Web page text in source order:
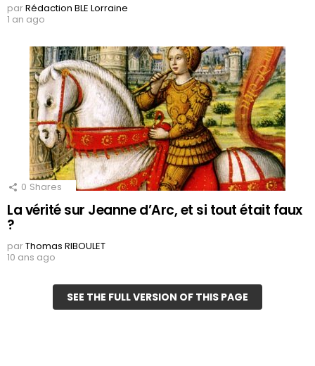
parRédaction BLE Lorraine
1 an ago
0 Shares
La vérité sur Jeanne d’Arc, et si tout était faux
?
parThomas RIBOULET
10 ans ago
SEE THE FULL VERSION OF THIS PAGE